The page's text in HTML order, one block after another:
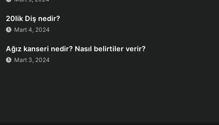
20lik Diş nedir?
Mart 4, 2024
Ağız kanseri nedir? Nasıl belirtiler verir?
Mart 3, 2024